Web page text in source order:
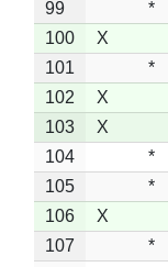
99 *
100
X
101
*
102
X
103
X
104
*
105
*
106
X
107
*